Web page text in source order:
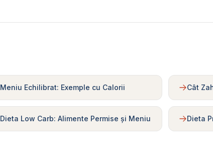
Meniu Echilibrat: Exemple cu Calorii Cât
Dieta Low Carb: Alimente Permise și Meniu Dieta